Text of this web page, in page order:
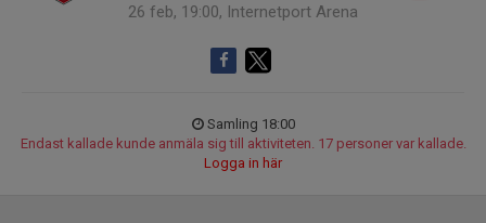
26 feb, 19:00, Internetport Arena
Samling 18:00
Endast kallade kunde anmäla sig till aktiviteten. 17 personer var kallade.
Logga in här